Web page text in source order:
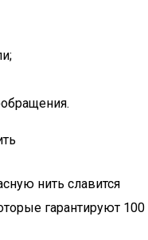
нить славится
гарантируют 100